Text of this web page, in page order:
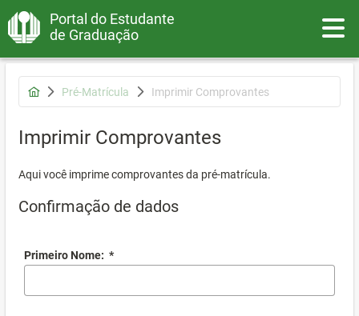
Portal do Estudante
de Graduação
Pré-Matrícula Imprimir Comprovantes
Imprimir Comprovantes
Aqui você imprime comprovantes da pré-matrícula.
Confirmação de dados
Primeiro Nome: *